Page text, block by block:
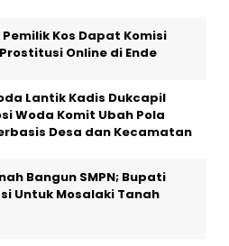
Kos Dapat Komisi
Online di Ende
Lantik Kadis Dukcapil
Woda Komit Ubah Pola
Desa dan Kecamatan
Bangun SMPN; Bupati
Untuk Mosalaki Tanah